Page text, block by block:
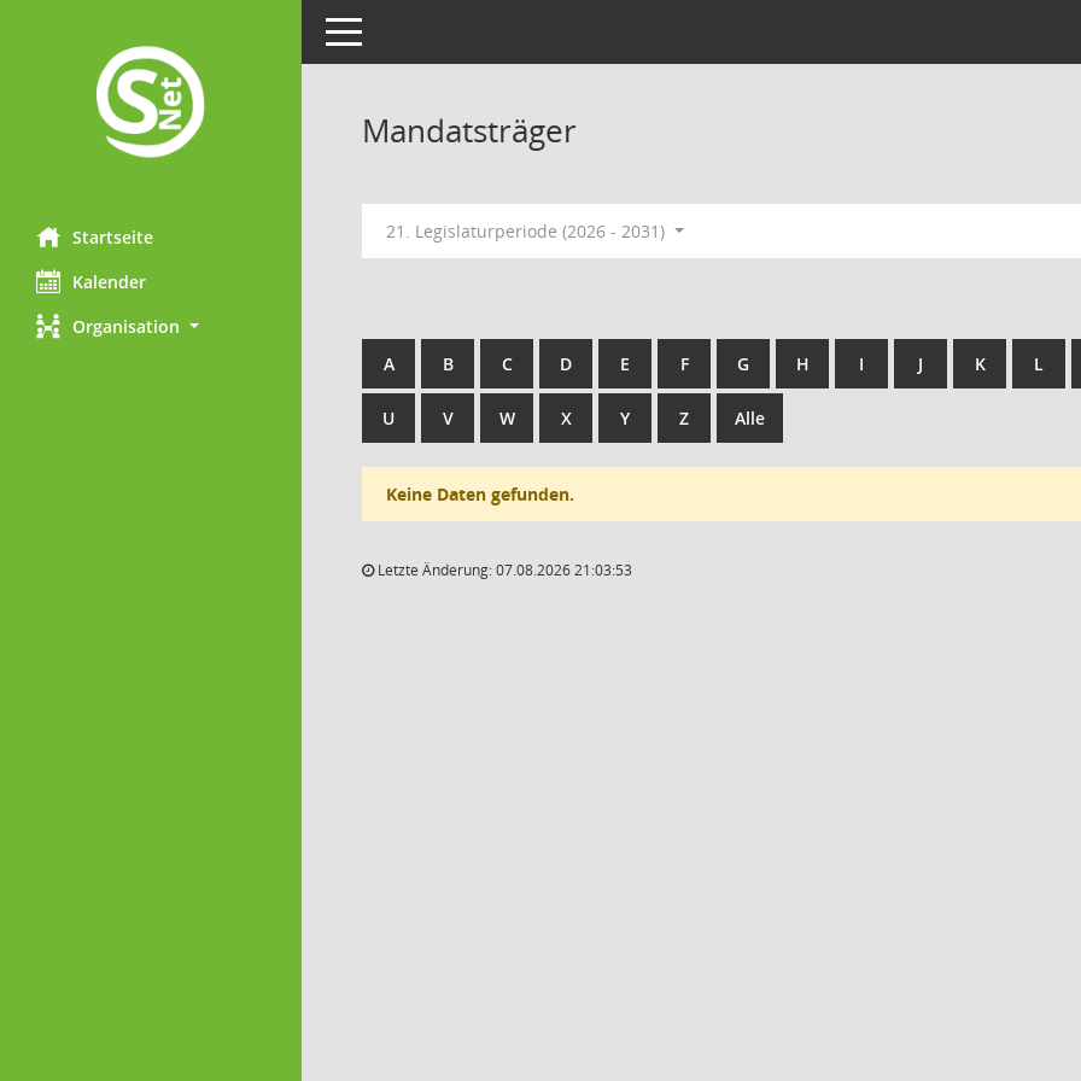
Startseite
Kalender
Organisation
Toggle navigation
Mandatsträger
21. Legislaturperiode (2026 - 2031)
A B C D E F G H I J K L
U V W X Y Z Alle
Keine Daten gefunden.
Letzte Änderung: 07.08.2026 21:03:53